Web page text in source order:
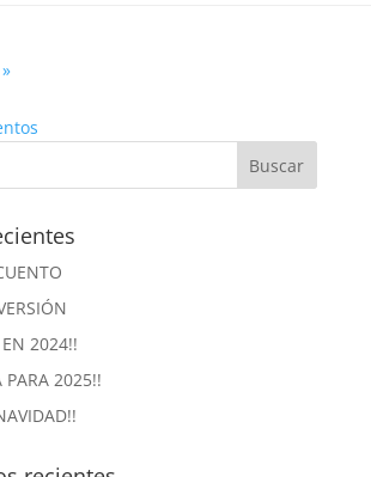
»
EN 2024!!
PARA 2025!!